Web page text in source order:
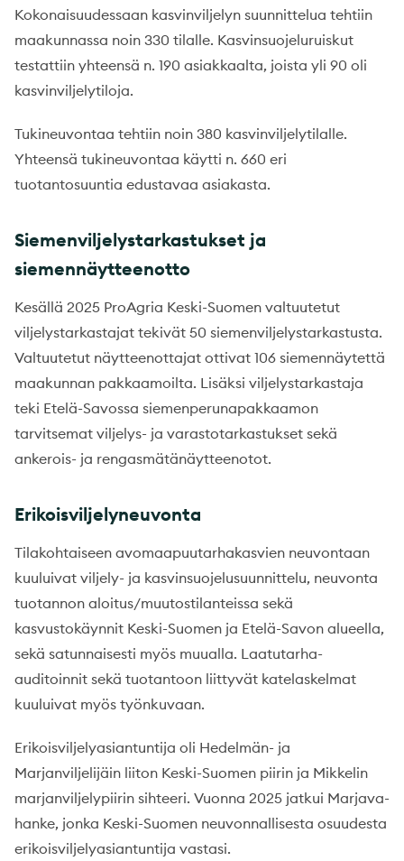
Kokonaisuudessaan kasvinviljelyn suunnittelua tehtiin
maakunnassa noin 330 tilalle. Kasvinsuojeluruiskut
testattiin yhteensä n. 190 asiakkaalta, joista yli 90 oli
kasvinviljelytiloja.
Tukineuvontaa tehtiin noin 380 kasvinviljelytilalle.
Yhteensä tukineuvontaa käytti n. 660 eri
tuotantosuuntia edustavaa asiakasta.
Siemenviljelystarkastukset ja
siemennäytteenotto
Kesällä 2025 ProAgria Keski-Suomen valtuutetut
viljelystarkastajat tekivät 50 siemenviljelystarkastusta.
Valtuutetut näytteenottajat ottivat 106 siemennäytettä
maakunnan pakkaamoilta. Lisäksi viljelystarkastaja
teki Etelä-Savossa siemenperunapakkaamon
tarvitsemat viljelys- ja varastotarkastukset sekä
ankerois- ja rengasmätänäytteenotot.
Erikoisviljelyneuvonta
Tilakohtaiseen avomaapuutarhakasvien neuvontaan
kuuluivat viljely- ja kasvinsuojelusuunnittelu, neuvonta
tuotannon aloitus/muutostilanteissa sekä
kasvustokäynnit Keski-Suomen ja Etelä-Savon alueella,
sekä satunnaisesti myös muualla. Laatutarha-
auditoinnit sekä tuotantoon liittyvät katelaskelmat
kuuluivat myös työnkuvaan.
Erikoisviljelyasiantuntija oli Hedelmän- ja
Marjanviljelijäin liiton Keski-Suomen piirin ja Mikkelin
marjanviljelypiirin sihteeri. Vuonna 2025 jatkui Marjava-
hanke, jonka Keski-Suomen neuvonnallisesta osuudesta
erikoisviljelyasiantuntija vastasi.